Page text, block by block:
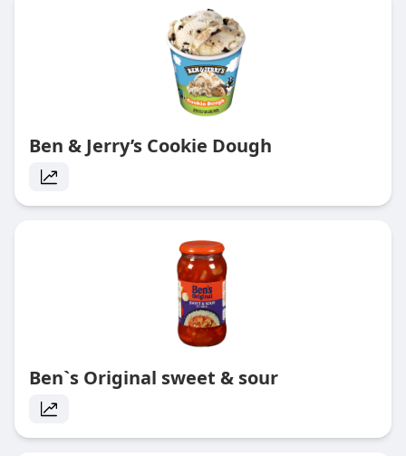
Ben & Jerry’s Cookie Dough
Ben`s Original sweet & sour